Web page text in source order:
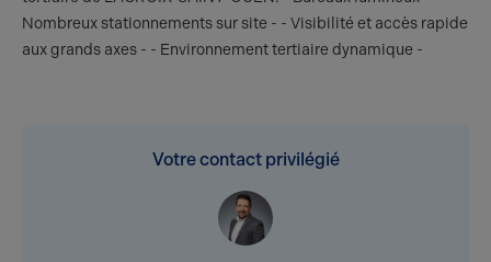
Nombreux stationnements sur site - - Visibilité et accès rapide
aux grands axes - - Environnement tertiaire dynamique -
Votre contact privilégié